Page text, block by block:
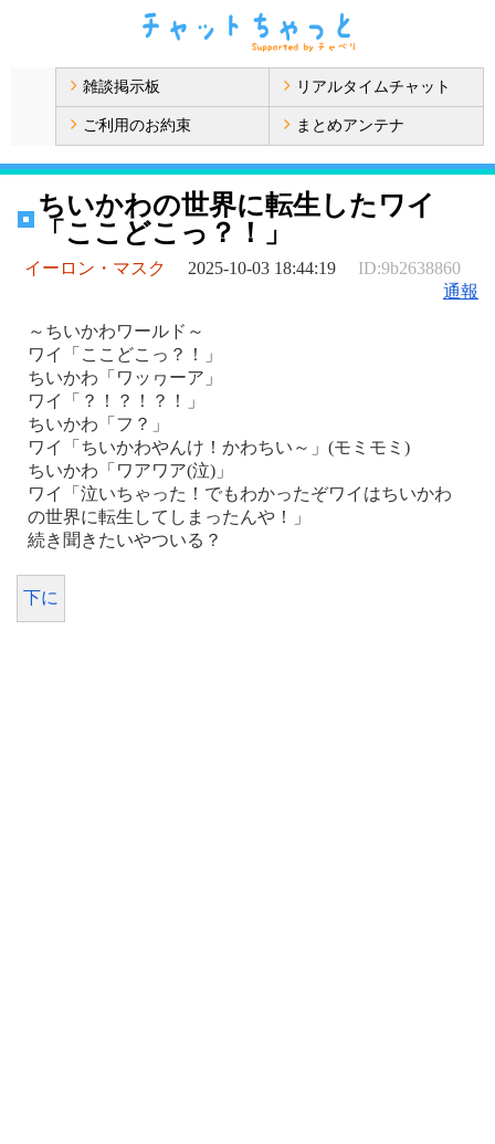
雑談掲示板 リアルタイムチャット
ご利用のお約束 まとめアンテナ
ちいかわの世界に転生したワイ
「ここどこっ？！」
イーロン・マスク 2025-10-03 18:44:19
ID:9b2638860
通報
～ちいかわワールド～
ワイ「ここどこっ？！」
ちいかわ「ワッヮーア」
ワイ「？！？！？！」
ちいかわ「フ？」
ワイ「ちいかわやんけ！かわちい～」(モミモミ)
ちいかわ「ワアワア(泣)」
ワイ「泣いちゃった！でもわかったぞワイはちいかわ
の世界に転生してしまったんや！」
続き聞きたいやついる？
下に